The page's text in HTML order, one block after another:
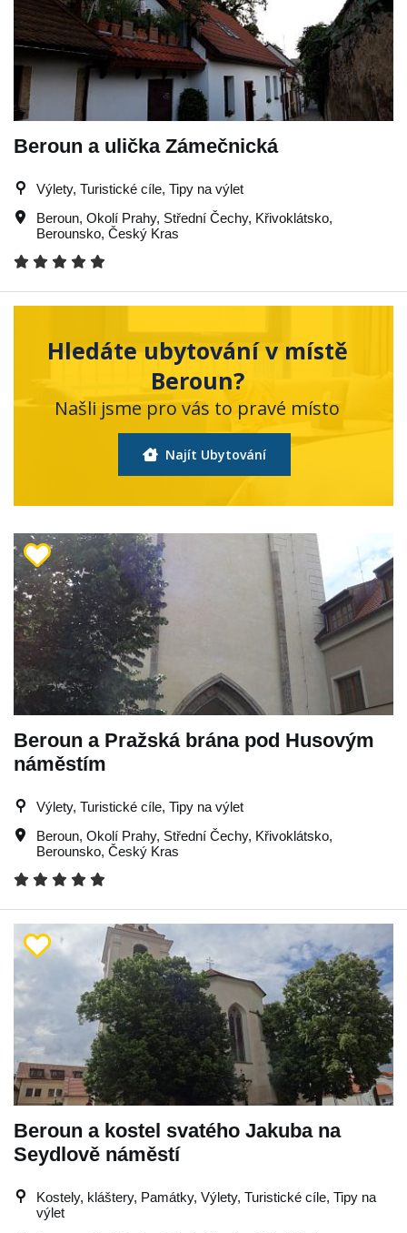
Beroun a ulička Zámečnická
Výlety, Turistické cíle, Tipy na výlet
Beroun, Okolí Prahy, Střední Čechy, Křivoklátsko,
Berounsko, Český Kras
Hledáte ubytování v místě
Beroun?
Našli jsme pro vás to pravé místo
Najít Ubytování
Beroun a Pražská brána pod Husovým
náměstím
Výlety, Turistické cíle, Tipy na výlet
Beroun, Okolí Prahy, Střední Čechy, Křivoklátsko,
Berounsko, Český Kras
Beroun a kostel svatého Jakuba na
Seydlově náměstí
Kostely, kláštery, Památky, Výlety, Turistické cíle, Tipy na
výlet